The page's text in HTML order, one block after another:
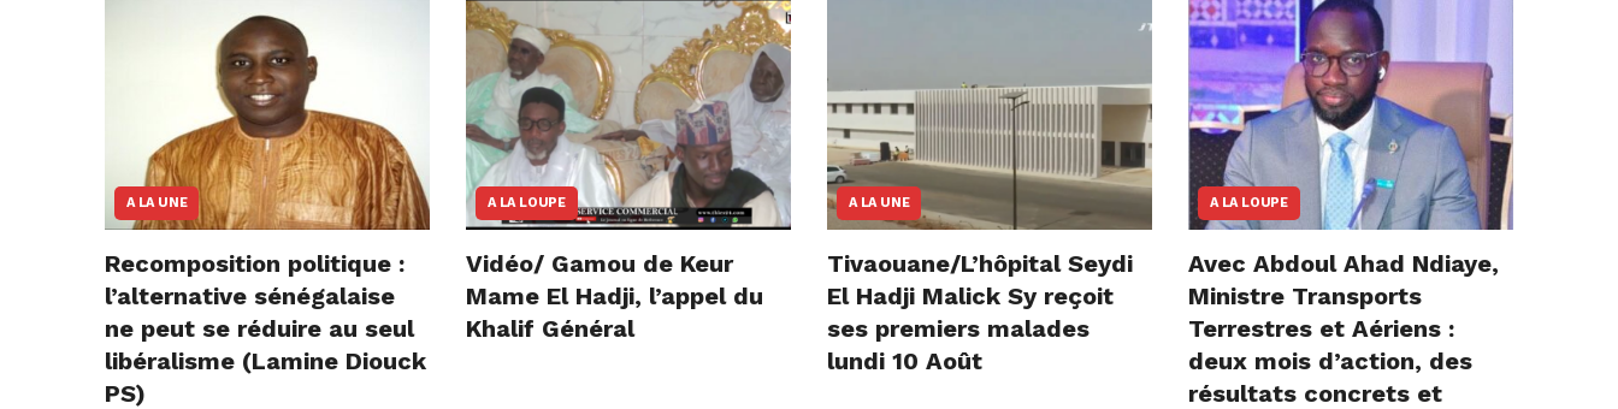
A LA UNE
Recomposition politique :
l’alternative sénégalaise
ne peut se réduire au seul
libéralisme (Lamine Diouck
PS)
A LA LOUPE
Vidéo/ Gamou de Keur
Mame El Hadji, l’appel du
Khalif Général
A LA UNE
Tivaouane/L’hôpital Seydi
El Hadji Malick Sy reçoit
ses premiers malades
lundi 10 Août
A LA LOUPE
Avec Abdoul Ahad Ndiaye,
Ministre Transports
Terrestres et Aériens :
deux mois d’action, des
résultats concrets et